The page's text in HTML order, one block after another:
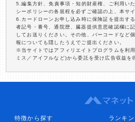
5.編集方針、免責事項・知的財産権、ご利用い
シーポリシーの各規程を必ずご確認の上、本サ
6.カードローンお申し込み時に保険証を提出す
者記号・番号、通院歴、臓器提供意思確認欄に
してお送りください。その他、バーコードなど
報についても隠したうえでご提出ください。
※当サイトではアフィリエイトプログラムを利
ミス／アイフルなど)から委託を受け広告収益を
特徴から探す
ランキ